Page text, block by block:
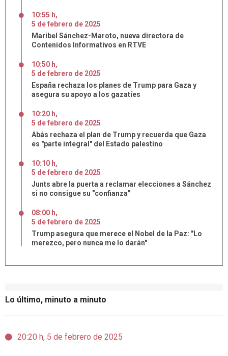
Lo último, minuto a minuto
20:20 h, 5 de febrero de 2025
10:55 h,
5 defebrero de 2025
Maribel Sánchez-Maroto, nueva directora de
Contenidos Informativos en RTVE
10:50 h,
5 defebrero de 2025
España rechaza los planes de Trump para Gaza y
asegura su apoyo a los gazatíes
10:20 h,
5 defebrero de 2025
Abás rechaza el plan de Trump y recuerda que Gaza
es "parte integral" del Estado palestino
10:10 h,
5 defebrero de 2025
Junts abre la puerta a reclamar elecciones a Sánchez
si no consigue su "confianza"
08:00 h,
5 defebrero de 2025
Trump asegura que merece el Nobel de la Paz: "Lo
merezco, pero nunca me lo darán"